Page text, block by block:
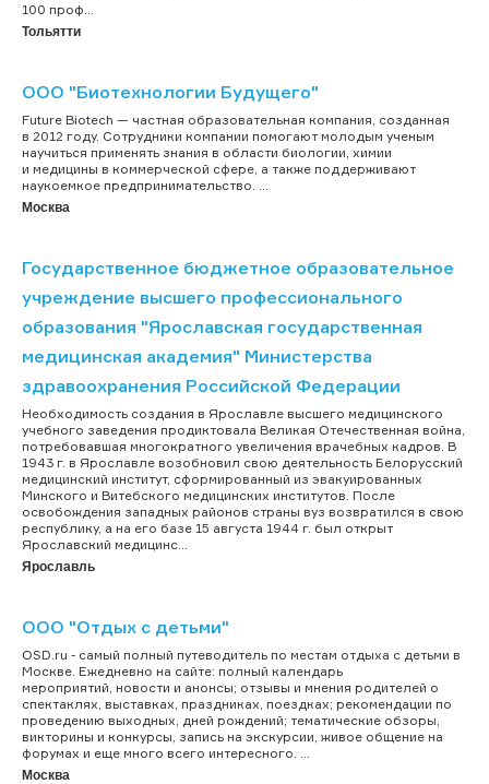
100 проф...
Тольятти
ООО "Биотехнологии Будущего"
Future Biotech — частная образовательная компания, созданная
в 2012 году. Сотрудники компании помогают молодым ученым
научиться применять знания в области биологии, химии
и медицины в коммерческой сфере, а также поддерживают
наукоемкое предпринимательство. ...
Москва
Государственное бюджетное образовательное
учреждение высшего профессионального
образования "Ярославская государственная
медицинская академия" Министерства
здравоохранения Российской Федерации
Необходимость создания в Ярославле высшего медицинского
учебного заведения продиктовала Великая Отечественная война,
потребовавшая многократного увеличения врачебных кадров. В
1943 г. в Ярославле возобновил свою деятельность Белорусский
медицинский институт, сформированный из эвакуированных
Минского и Витебского медицинских институтов. После
освобождения западных районов страны вуз возвратился в свою
республику, а на его базе 15 августа 1944 г. был открыт
Ярославский медицинс...
Ярославль
ООО "Отдых с детьми"
OSD.ru - самый полный путеводитель по местам отдыха с детьми в
Москве. Ежедневно на сайте: полный календарь
мероприятий, новости и анонсы; отзывы и мнения родителей о
спектаклях, выставках, праздниках, поездках; рекомендации по
проведению выходных, дней рождений; тематические обзоры,
викторины и конкурсы, запись на экскурсии, живое общение на
форумах и еще много всего интересного. ...
Москва